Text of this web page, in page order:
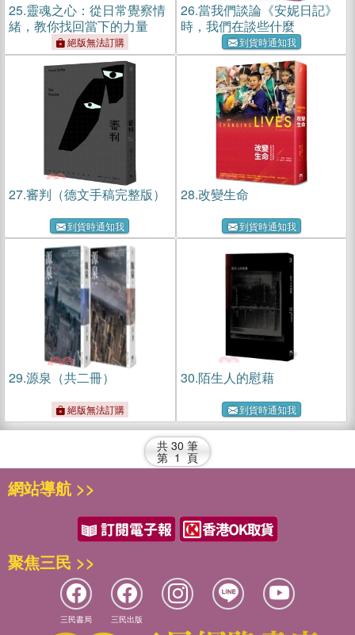
25.靈魂之心：從日常覺察情
緒，教你找回當下的力量
絕版無法訂購
26.當我們談論《安妮日記》
時，我們在談些什麼
到貨時通知我
27.審判（德文手稿完整版）
到貨時通知我
28.改變生命
到貨時通知我
29.源泉（共二冊）
絕版無法訂購
30.陌生人的慰藉
到貨時通知我
共 30 筆
第 1 頁
網站導航 >>
聚焦三民 >>
三民書局 三民出版